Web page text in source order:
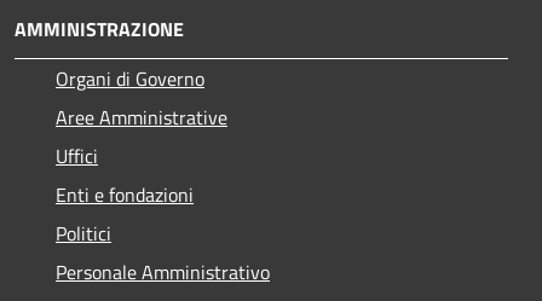
AMMINISTRAZIONE
Organi di Governo
Aree Amministrative
Uffici
Enti e fondazioni
Politici
Personale Amministrativo